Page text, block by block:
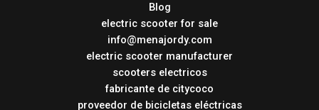
Blog
electric scooter for sale
info@menajordy.com
electric scooter manufacturer
scooters electricos
fabricante de citycoco
proveedor de bicicletas eléctricas